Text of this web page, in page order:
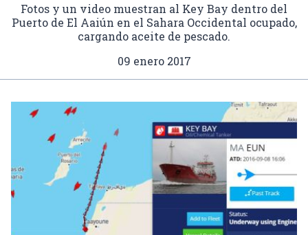
Fotos y un video muestran al Key Bay dentro del
Puerto de El Aaiún en el Sahara Occidental ocupado,
cargando aceite de pescado.
09 enero 2017